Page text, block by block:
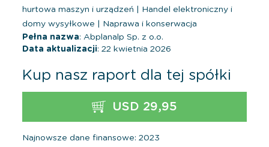
hurtowa maszyn i urządzeń
Handel elektroniczny i
domy wysyłkowe
Naprawa i konserwacja
Pełna nazwa: Abplanalp Sp. z o.o.
Data aktualizacji: 22 kwietnia 2026
Kup nasz raport dla tej spółki
USD 29,95
Najnowsze dane finansowe: 2023